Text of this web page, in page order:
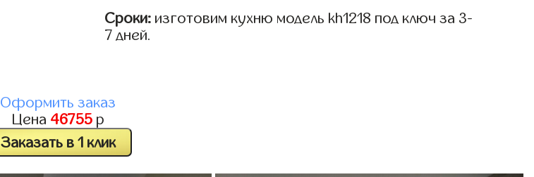
Сроки: изготовим кухню модель kh1218 под ключ за 3-
7 дней.
Оформить заказ
Цена 46755 р
Заказать в 1 клик